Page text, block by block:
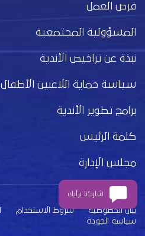
فرص العمل
المسؤولية المجتمعية
نبذة عن تراخيص الأندية
سياسة حماية اللاعبين الأطفال
برامج تطوير الأندية
كلمة الرئيس
مجلس الإدارة
بيان الخصوصية شروط الاستخدام
سياسة الجودة
شاركنا برأيك